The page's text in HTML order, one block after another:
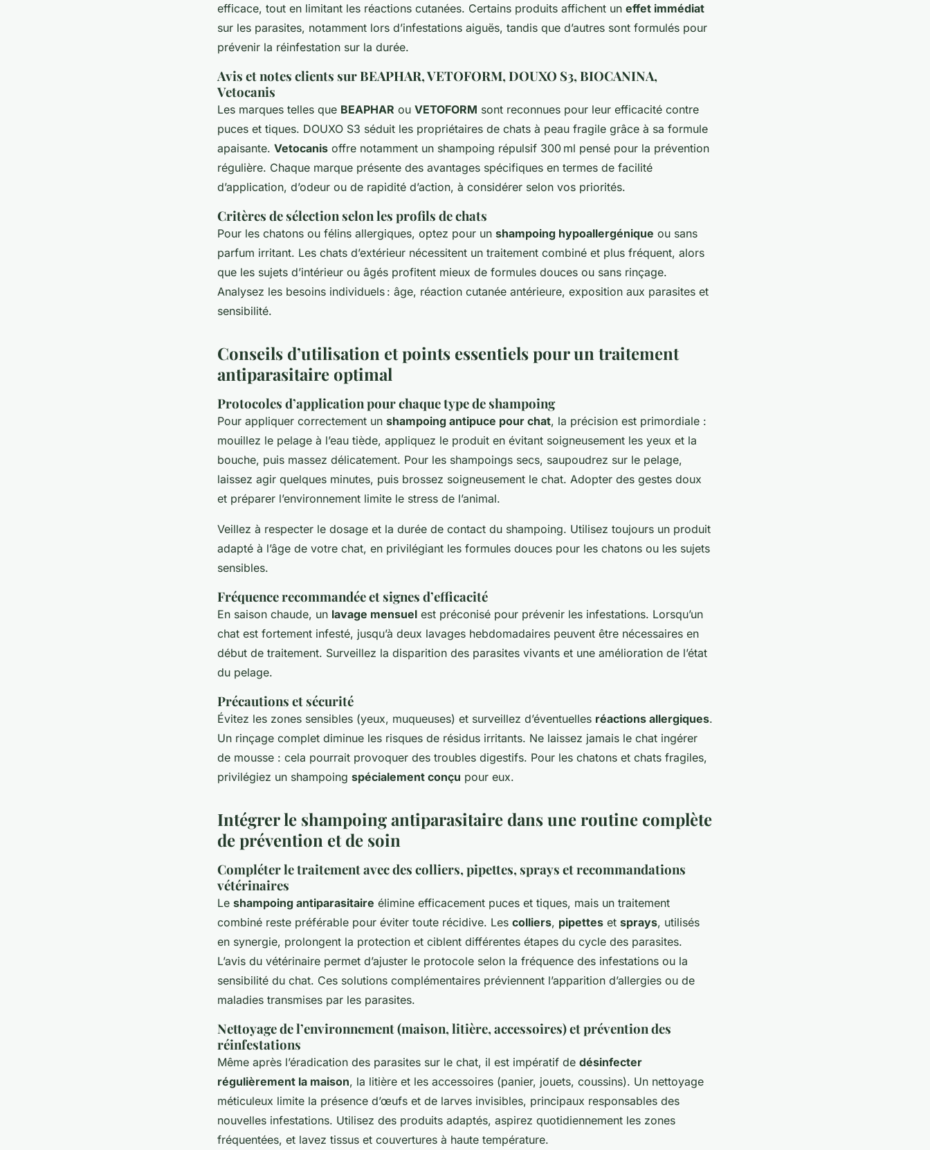
efficace, tout en limitant les réactions cutanées. Certains produits affichent un effet immédiat
sur les parasites, notamment lors d’infestations aiguës, tandis que d’autres sont formulés pour
prévenir la réinfestation sur la durée.
Avis et notes clients sur BEAPHAR, VETOFORM, DOUXO S3, BIOCANINA,
Vetocanis
Les marques telles que BEAPHAR ou VETOFORM sont reconnues pour leur efficacité contre
puces et tiques. DOUXO S3 séduit les propriétaires de chats à peau fragile grâce à sa formule
apaisante. Vetocanis offre notamment un shampoing répulsif 300 ml pensé pour la prévention
régulière. Chaque marque présente des avantages spécifiques en termes de facilité
d’application, d’odeur ou de rapidité d’action, à considérer selon vos priorités.
Critères de sélection selon les profils de chats
Pour les chatons ou félins allergiques, optez pour un shampoing hypoallergénique ou sans
parfum irritant. Les chats d’extérieur nécessitent un traitement combiné et plus fréquent, alors
que les sujets d’intérieur ou âgés profitent mieux de formules douces ou sans rinçage.
Analysez les besoins individuels : âge, réaction cutanée antérieure, exposition aux parasites et
sensibilité.
Conseils d’utilisation et points essentiels pour un traitement
antiparasitaire optimal
Protocoles d’application pour chaque type de shampoing
Pour appliquer correctement un shampoing antipuce pour chat, la précision est primordiale :
mouillez le pelage à l’eau tiède, appliquez le produit en évitant soigneusement les yeux et la
bouche, puis massez délicatement. Pour les shampoings secs, saupoudrez sur le pelage,
laissez agir quelques minutes, puis brossez soigneusement le chat. Adopter des gestes doux
et préparer l’environnement limite le stress de l’animal.
Veillez à respecter le dosage et la durée de contact du shampoing. Utilisez toujours un produit
adapté à l’âge de votre chat, en privilégiant les formules douces pour les chatons ou les sujets
sensibles.
Fréquence recommandée et signes d’efficacité
En saison chaude, un lavage mensuel est préconisé pour prévenir les infestations. Lorsqu’un
chat est fortement infesté, jusqu’à deux lavages hebdomadaires peuvent être nécessaires en
début de traitement. Surveillez la disparition des parasites vivants et une amélioration de l’état
du pelage.
Précautions et sécurité
Évitez les zones sensibles (yeux, muqueuses) et surveillez d’éventuelles réactions allergiques.
Un rinçage complet diminue les risques de résidus irritants. Ne laissez jamais le chat ingérer
de mousse : cela pourrait provoquer des troubles digestifs. Pour les chatons et chats fragiles,
privilégiez un shampoing spécialement conçu pour eux.
Intégrer le shampoing antiparasitaire dans une routine complète
de prévention et de soin
Compléter le traitement avec des colliers, pipettes, sprays et recommandations
vétérinaires
Le shampoing antiparasitaire élimine efficacement puces et tiques, mais un traitement
combiné reste préférable pour éviter toute récidive. Les colliers, pipettes et sprays, utilisés
en synergie, prolongent la protection et ciblent différentes étapes du cycle des parasites.
L’avis du vétérinaire permet d’ajuster le protocole selon la fréquence des infestations ou la
sensibilité du chat. Ces solutions complémentaires préviennent l’apparition d’allergies ou de
maladies transmises par les parasites.
Nettoyage de l’environnement (maison, litière, accessoires) et prévention des
réinfestations
Même après l’éradication des parasites sur le chat, il est impératif de désinfecter
régulièrement la maison, la litière et les accessoires (panier, jouets, coussins). Un nettoyage
méticuleux limite la présence d’œufs et de larves invisibles, principaux responsables des
nouvelles infestations. Utilisez des produits adaptés, aspirez quotidiennement les zones
fréquentées, et lavez tissus et couvertures à haute température.